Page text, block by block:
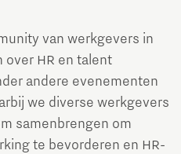
van werkgevers in
over HR en talent
andere evenementen
we diverse werkgevers
samenbrengen om
te bevorderen en HR-